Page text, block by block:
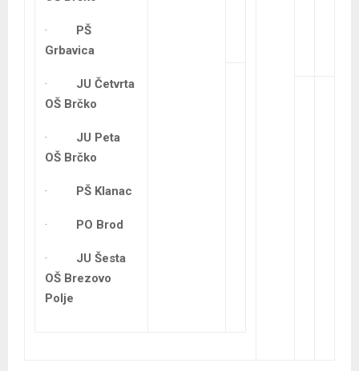
· PŠ
Grbavica
· JU Četvrta
OŠ Brčko
· JU Peta
OŠ Brčko
· PŠ Klanac
· PO Brod
· JU Šesta
OŠ Brezovo
Polje